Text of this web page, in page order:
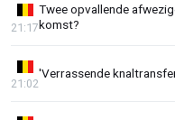
Twee opvallende
komst?
21:17
'Verrassende
21:02